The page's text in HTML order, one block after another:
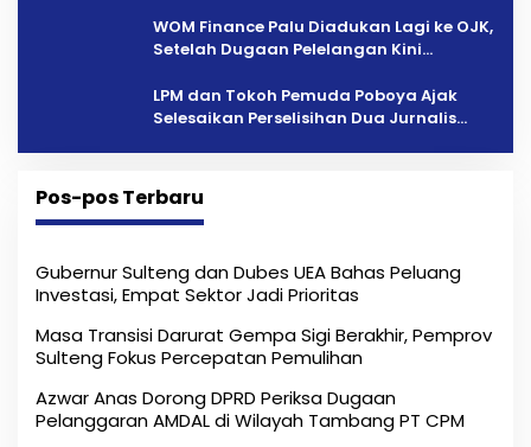
‎WOM Finance Palu Diadukan Lagi ke OJK,
Setelah Dugaan Pelelangan Kini
LPM dan Tokoh Pemuda Poboya Ajak
Selesaikan Perselisihan Dua Jurnalis
Pos-pos Terbaru
Gubernur Sulteng dan Dubes UEA Bahas Peluang
Investasi, Empat Sektor Jadi Prioritas
Masa Transisi Darurat Gempa Sigi Berakhir, Pemprov
Sulteng Fokus Percepatan Pemulihan
Azwar Anas Dorong DPRD Periksa Dugaan
Pelanggaran AMDAL di Wilayah Tambang PT CPM